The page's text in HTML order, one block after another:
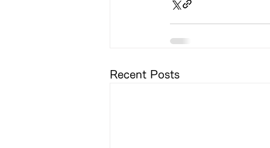
Recent Posts